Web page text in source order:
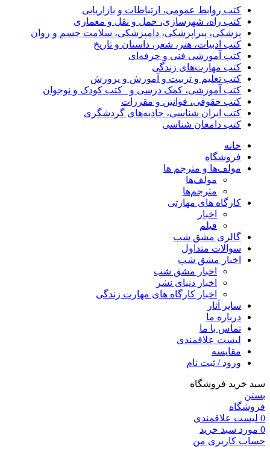
کتب روابط عمومی، ارتباطات و بازاریابی
کتب راه، شهرسازی، حمل و نقل و معماری
پزشکی، پیراپزشکی، دامپزشکی، سلامت جسم و روان
کتب ادبیات، هنر، شعر، داستان و تاریخ
کتب آموزشی فنی و حرفه‌ای
کتب مهارت‌های زندگی
کتب تعلیم و تربیت و آموزش و پرورش
کتب آموزشی، کمک درسی و _کتب کودک و نوجوان
کتب حقوقی، قوانین و مقررات
کتب ایران شناسی، جاذبه‌های گردشگری
کتب دامغان شناسی
خانه
فروشگاه
مولف‌ها و مترجم ها
مولف‌ها
مترجم‌ها
کارگاه های مهارتی
اخبار
فیلم
گالری مشق شب
سوالات متداول
اخبار مشق شب
اخبار مشق شب
اخبار دنیای نشر
اخبار کارگاه های مهارت زندگی
سایر آثار
درباره ما
تماس با ما
لیست علاقمندی
مقایسه
ورود / ثبت نام
سبد خرید فروشگاه
بستن
فروشگاه
0 لیست علاقمندی
0 مورد سبد خرید
حساب کاربری من